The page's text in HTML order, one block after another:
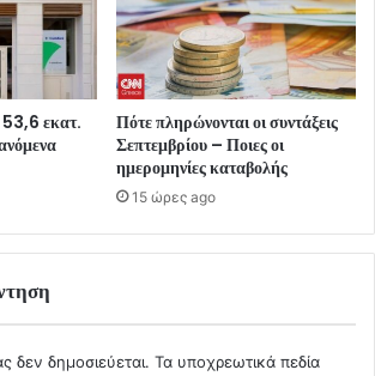
εκατ.
Πότε πληρώνονται οι συντάξεις
Σεπτεμβρίου – Ποιες οι
ημερομηνίες καταβολής
15 ώρες ago
δεν δημοσιεύεται. Τα υποχρεωτικά πεδία